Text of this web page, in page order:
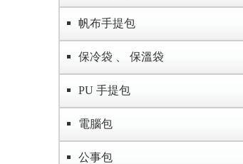
帆布手提包
保冷袋 、 保溫袋
PU 手提包
電腦包
公事包